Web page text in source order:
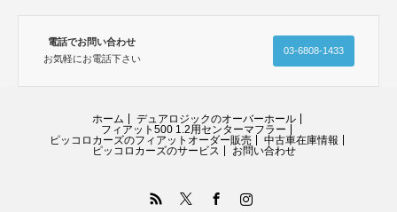
電話でお問い合わせ
お気軽にお電話下さい
03-6808-1433
ホーム
デュアロジックのオーバーホール
フィアット500 1.2用センターマフラー
ピッコロカーズのフィアットオーダー販売
中古車在庫情報
ピッコロカーズのサービス
お問い合わせ
FacebookInstagram